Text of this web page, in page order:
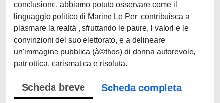
conclusione, abbiamo potuto osservare come il
linguaggio politico di Marine Le Pen contribuisca a
plasmare la realtà , sfruttando le paure, i valori e le
convinzioni del suo elettorato, e a delineare
un'immagine pubblica (à©thos) di donna autorevole,
patriottica, carismatica e risoluta.
Scheda breve
Scheda completa